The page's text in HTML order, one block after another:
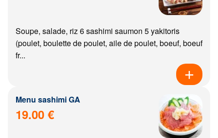
Soupe, salade, riz 6 sashimi saumon 5 yakitoris
(poulet, boulette de poulet, aile de poulet, boeuf, boeuf
fr...
Menu sashimi GA
19.00 €